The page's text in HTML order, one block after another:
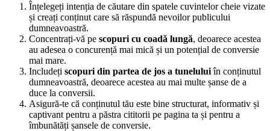
Înțelegeți intenția de căutare din spatele cuvintelor cheie vizate
și creați conținut care să răspundă nevoilor publicului
dumneavoastră.
Concentrați-vă pe scopuri cu coadă lungă, deoarece acestea
au adesea o concurență mai mică și un potențial de conversie
mai mare.
Includeți scopuri din partea de jos a tuneluluiîn conținutul
dumneavoastră, deoarece acestea au mai multe șanse de a
duce la conversii.
Asigură-te că conținutul tău este bine structurat, informativ și
captivant pentru a păstra cititorii pe pagina ta și pentru a
îmbunătăți șansele de conversie.